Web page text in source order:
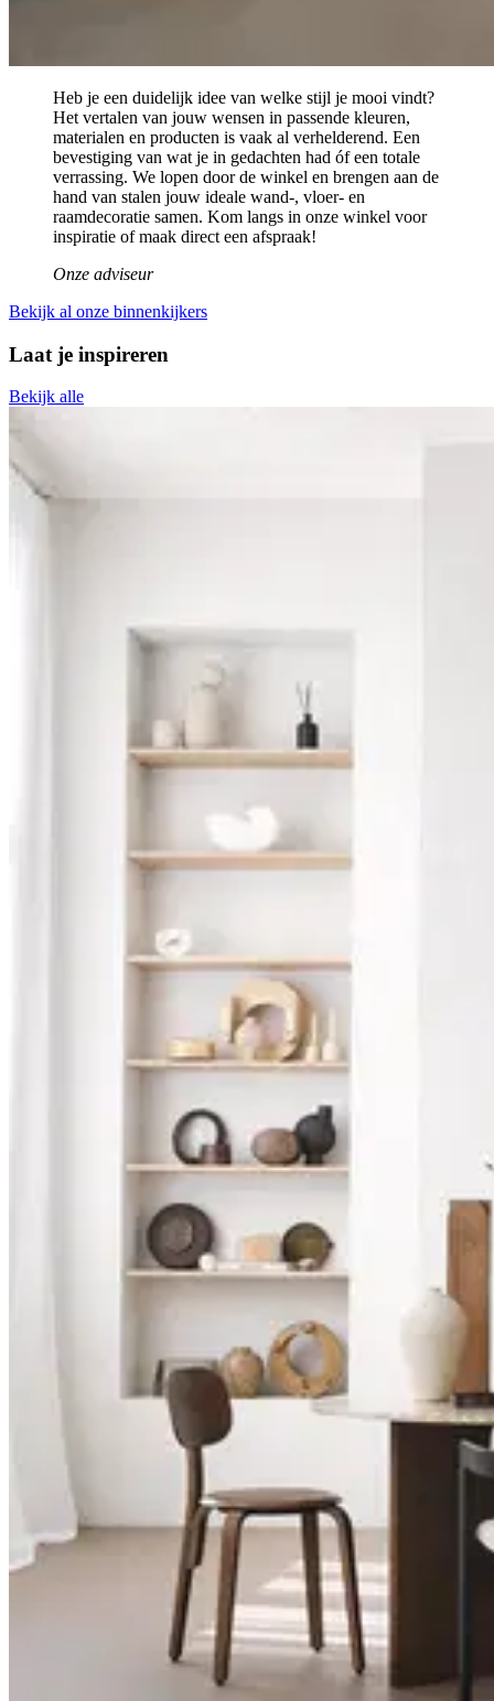
Heb je een duidelijk idee van welke stijl je mooi vindt?
Het vertalen van jouw wensen in passende kleuren,
materialen en producten is vaak al verhelderend. Een
bevestiging van wat je in gedachten had óf een totale
verrassing. We lopen door de winkel en brengen aan de
hand van stalen jouw ideale wand-, vloer- en
raamdecoratie samen. Kom langs in onze winkel voor
inspiratie of maak direct een afspraak!
Onze adviseur
Bekijk al onze binnenkijkers
Laat je inspireren
Bekijk alle